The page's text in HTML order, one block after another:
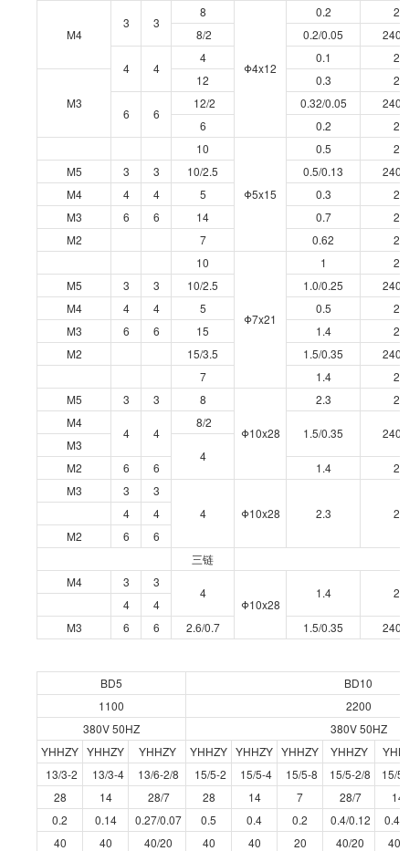
M4
3 3
8
Φ4x12
0.2
8/2
0.2/0.05 240/
4 4
4 0.1
M3
12 0.3
6 6
12/2 0.32/0.05
240/
6
0.2
10
Φ5x15
0.5
M5
3 3 10/2.5 0.5/0.13
240/
M4
4 4 5 0.3
M3
6 6 14 0.7
M2
7 0.62
10
Φ7x21
1
M5
3 3 10/2.5 1.0/0.25
240/
M4
4 4 5 0.5
M3
6 6 15 1.4
M2
15/3.5 1.5/0.35
240/
7
1.4
M5
3 3 8
Φ10x28
2.3
M4
4 4
8/2
1.5/0.35 240/
M3
4
M2 6 6 1.4
M3
3
3
4
Φ10x28 2.3
4
4
M2
6
6
三链
M4
3 3
4
Φ10x28
1.4
4
4
M3
6 6 2.6/0.7 1.5/0.35 240/
BD5
BD10
1100
2200
380V 50HZ
380V 50HZ
YHHZY YHHZY YHHZY YHHZY YHHZY YHHZY YHHZY
13/3-2
13/3-4 13/6-2/8 15/5-2 15/5-4 15/5-8 15/5-2/8
15/
28
14 28/7 28 14 7 28/7
0.2
0.14 0.27/0.07 0.5 0.4 0.2 0.4/0.12
0.4/
40
40 40/20 40 40 20 40/20
40/